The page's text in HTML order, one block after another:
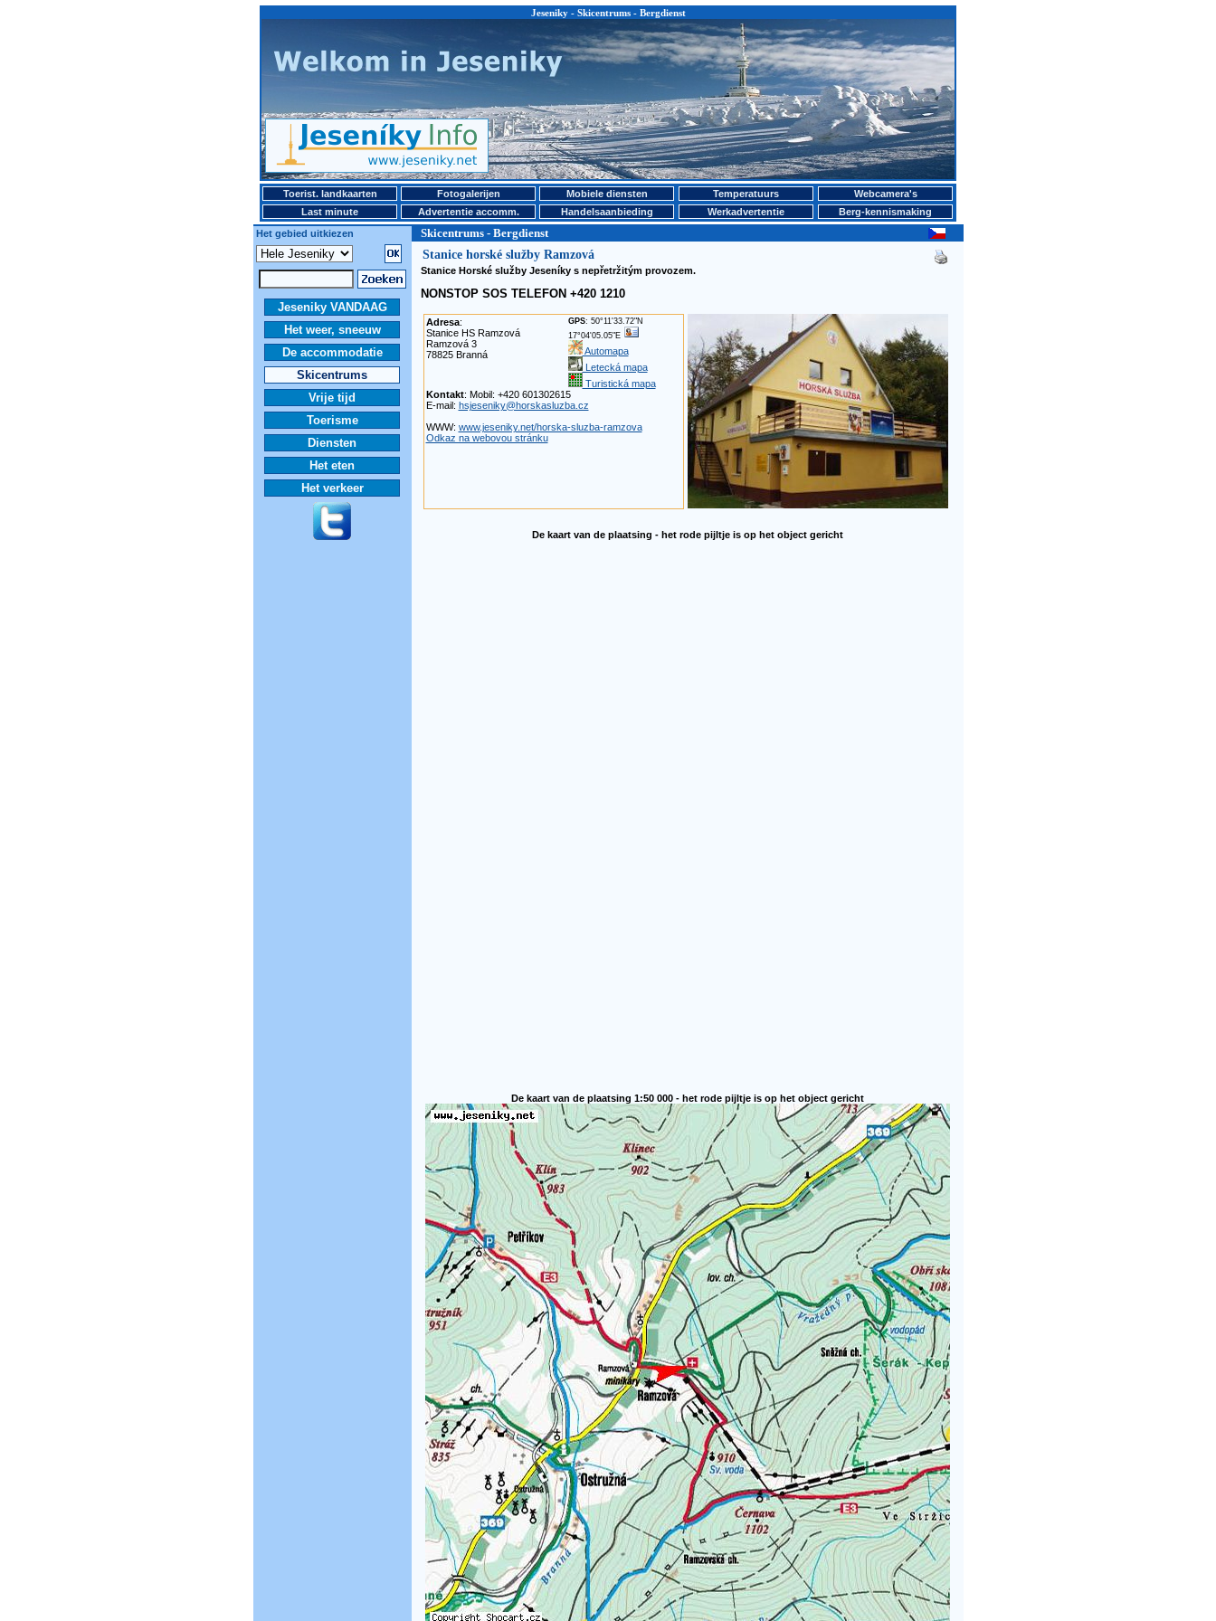
Jeseniky - Skicentrums - Bergdienst
Toerist. landkaarten Fotogalerijen Mobiele diensten Temperatuurs
Webcamera's
Last minute
Advertentie accomm. Handelsaanbieding Werkadvertentie
Berg-kennismaking
Het gebied uitkiezen
Skicentrums - Bergdienst
Jeseniky VANDAAG
Het weer, sneeuw
De accommodatie
Skicentrums
Vrije tijd
Toerisme
Diensten
Het eten
Het verkeer
Stanice horské služby Ramzová
Stanice Horské služby Jeseníky s nepřetržitým provozem.
NONSTOP SOS TELEFON +420 1210
Adresa:
Stanice HS Ramzová
Ramzová 3
78825 Branná
GPS: 50°11'33.72"N
17°04'05.05"E
Automapa
Letecká mapa
Turistická mapa
Kontakt: Mobil: +420 601302615
E-mail: hsjeseniky@horskasluzba.cz
WWW: www.jeseniky.net/horska-sluzba-ramzova
Odkaz na webovou stránku
De kaart van de plaatsing - het rode pijltje is op het object gericht
De kaart van de plaatsing 1:50 000 - het rode pijltje is op het object gericht